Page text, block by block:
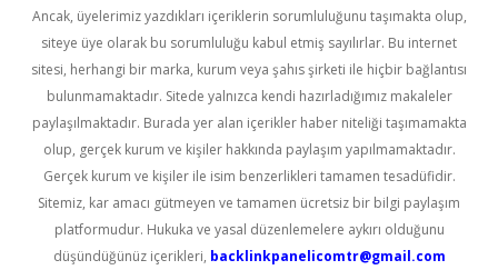
Ancak, üyelerimiz yazdıkları içeriklerin sorumluluğunu taşımakta olup,
siteye üye olarak bu sorumluluğu kabul etmiş sayılırlar. Bu internet
sitesi, herhangi bir marka, kurum veya şahıs şirketi ile hiçbir bağlantısı
bulunmamaktadır. Sitede yalnızca kendi hazırladığımız makaleler
paylaşılmaktadır. Burada yer alan içerikler haber niteliği taşımamakta
olup, gerçek kurum ve kişiler hakkında paylaşım yapılmamaktadır.
Gerçek kurum ve kişiler ile isim benzerlikleri tamamen tesadüfidir.
Sitemiz, kar amacı gütmeyen ve tamamen ücretsiz bir bilgi paylaşım
platformudur. Hukuka ve yasal düzenlemelere aykırı olduğunu
düşündüğünüz içerikleri, backlinkpanelicomtr@gmail.com